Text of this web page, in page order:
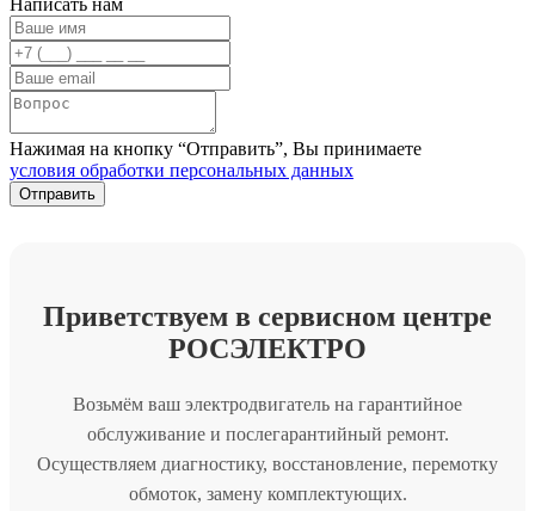
Нажимая на кнопку “Отправить”, Вы принимаете
условия обработки персональных данных
Приветствуем в сервисном центре
РОСЭЛЕКТРО
Возьмём ваш электродвигатель на гарантийное
обслуживание и послегарантийный ремонт.
Осуществляем диагностику, восстановление, перемотку
обмоток, замену комплектующих.